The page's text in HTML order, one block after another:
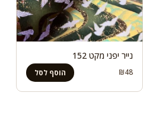
נייר יפני מקט 152
₪48 הוסף לסל